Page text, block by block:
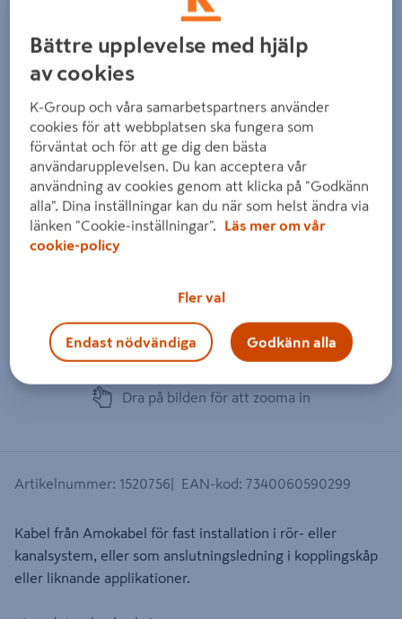
Dra på bilden för att zooma in
Artikelnummer: 1520756 EAN-kod: 7340060590299
Kabel från Amokabel för fast installation i rör- eller
kanalsystem, eller som anslutningsledning i kopplingskåp
eller liknande applikationer.
Bättre upplevelse med hjälp
av cookies
K-Group och våra samarbetspartners använder
cookies för att webbplatsen ska fungera som
förväntat och för att ge dig den bästa
användarupplevelsen. Du kan acceptera vår
användning av cookies genom att klicka på "Godkänn
alla". Dina inställningar kan du när som helst ändra via
länken "Cookie-inställningar".
Läs mer om vår
cookie-policy
Fler val
Endast nödvändiga Godkänn alla